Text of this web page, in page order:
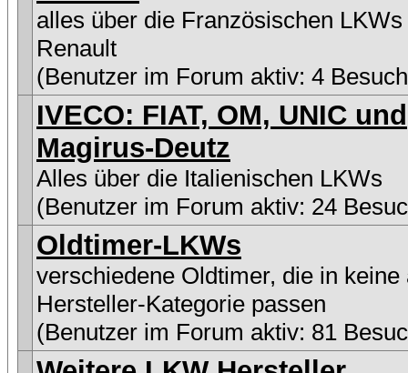
alles über die Französischen LKWs
Renault
(Benutzer im Forum aktiv: 4
IVECO: FIAT, OM, UNIC und
Magirus-Deutz
Alles über die Italienischen LKWs
(Benutzer im Forum aktiv: 24
Oldtimer-LKWs
verschiedene Oldtimer, die in keine
Hersteller-Kategorie passen
(Benutzer im Forum aktiv: 81